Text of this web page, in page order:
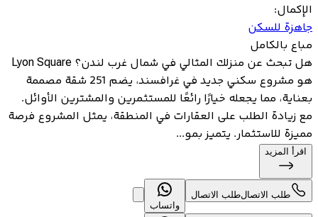
الإكمال:
جاهزة للسكن
مباع بالكامل
هل تبحث عن منزلك المثالي في شمال غرب لندن؟ Lyon Square
هو مشروع سكني جديد في غرافسند، يضم 251 شقة مصممة
بعناية، مما يجعله خيارًا رائعًا للمستثمرين والمشترين الأوائل.
مع زيادة الطلب على العقارات في المنطقة، يمثل المشروع فرصة
مميزة للاستثمار. يتميز بمو...
اقرأ المزيد
طلب الاتصالطلب الاتصال
واتساب